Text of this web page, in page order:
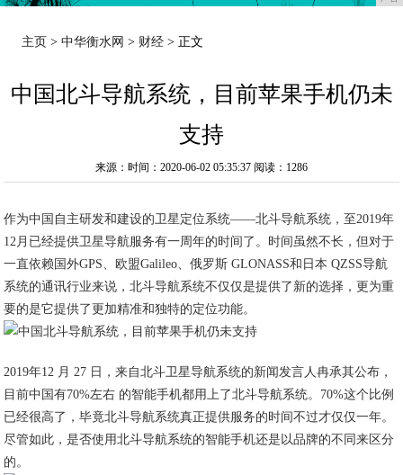
主页 >中华衡水网 > 财经 > 正文
中国北斗导航系统，目前苹果手机仍未
支持
来源：时间：2020-06-02 05:35:37 阅读：1286
作为中国自主研发和建设的卫星定位系统——北斗导航系统，至2019年
12月已经提供卫星导航服务有一周年的时间了。时间虽然不长，但对于
一直依赖国外GPS、欧盟Galileo、俄罗斯 GLONASS和日本 QZSS导航
系统的通讯行业来说，北斗导航系统不仅仅是提供了新的选择，更为重
要的是它提供了更加精准和独特的定位功能。
2019年12 月 27 日，来自北斗卫星导航系统的新闻发言人冉承其公布，
目前中国有70%左右 的智能手机都用上了北斗导航系统。70%这个比例
已经很高了，毕竟北斗导航系统真正提供服务的时间不过才仅仅一年。
尽管如此，是否使用北斗导航系统的智能手机还是以品牌的不同来区分
的。